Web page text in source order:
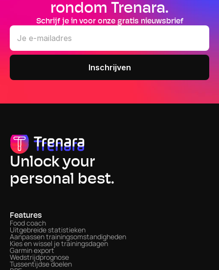
rondom Trenara.
Schrijf je in voor onze gratis nieuwsbrief
Unlock your
personal best.
Features
Food coach
Uitgebreide statistieken
Aanpassen trainingsomstandigheden
Kies en wissel je trainingsdagen
Garmin export
Wedstrijdprognose
Tussentijdse doelen